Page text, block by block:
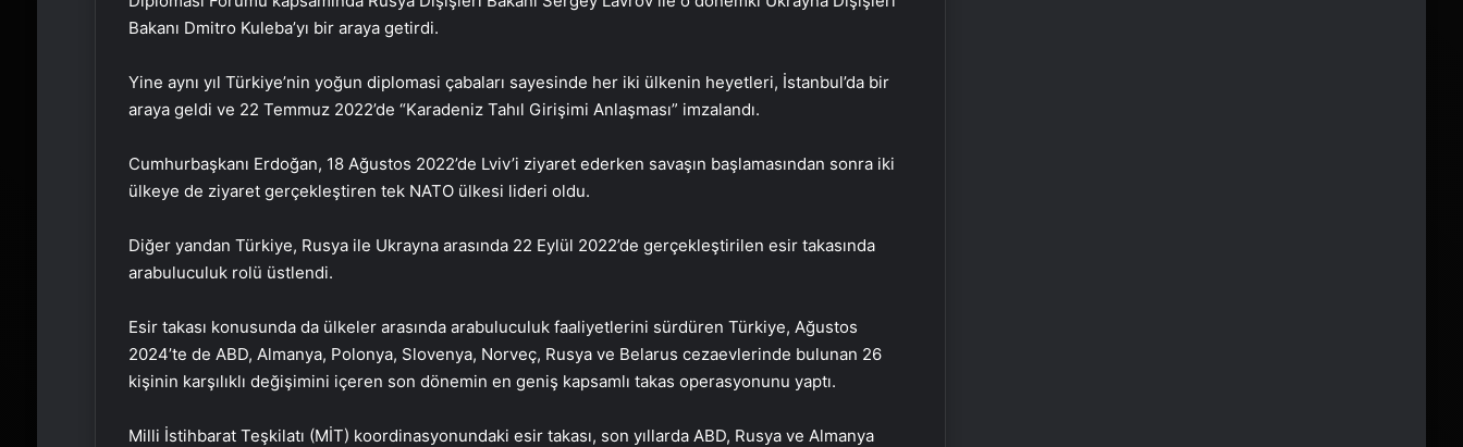
Bakanı Dmitro Kuleba’yı bir araya getirdi.
Yine aynı yıl Türkiye’nin yoğun diplomasi çabaları sayesinde her iki ülkenin heyetleri, İstanbul’da bir
araya geldi ve 22 Temmuz 2022’de “Karadeniz Tahıl Girişimi Anlaşması” imzalandı.
Cumhurbaşkanı Erdoğan, 18 Ağustos 2022’de Lviv’i ziyaret ederken savaşın başlamasından sonra iki
ülkeye de ziyaret gerçekleştiren tek NATO ülkesi lideri oldu.
Diğer yandan Türkiye, Rusya ile Ukrayna arasında 22 Eylül 2022’de gerçekleştirilen esir takasında
arabuluculuk rolü üstlendi.
Esir takası konusunda da ülkeler arasında arabuluculuk faaliyetlerini sürdüren Türkiye, Ağustos
2024’te de ABD, Almanya, Polonya, Slovenya, Norveç, Rusya ve Belarus cezaevlerinde bulunan 26
kişinin karşılıklı değişimini içeren son dönemin en geniş kapsamlı takas operasyonunu yaptı.
Milli İstihbarat Teşkilatı (MİT) koordinasyonundaki esir takası, son yıllarda ABD, Rusya ve Almanya